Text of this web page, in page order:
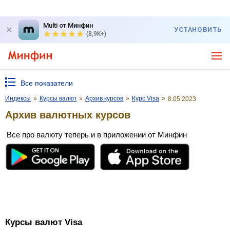
Multi от Минфин
(8,9K+)
УСТАНОВИТЬ
Все показатели
Индексы » Курсы валют » Архив курсов » Курс Visa » 8.05.2023
Архив валютных курсов
Все про валюту теперь и в приложении от Минфин
Курсы валют Visa